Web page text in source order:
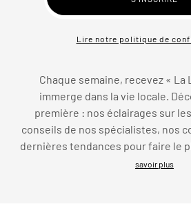
Lire notre politique de
Chaque semaine, recevez «
immerge dans la vie locale.
première : nos éclairages sur
conseils de nos spécialistes, nos
dernières tendances pour faire le
savoir plus